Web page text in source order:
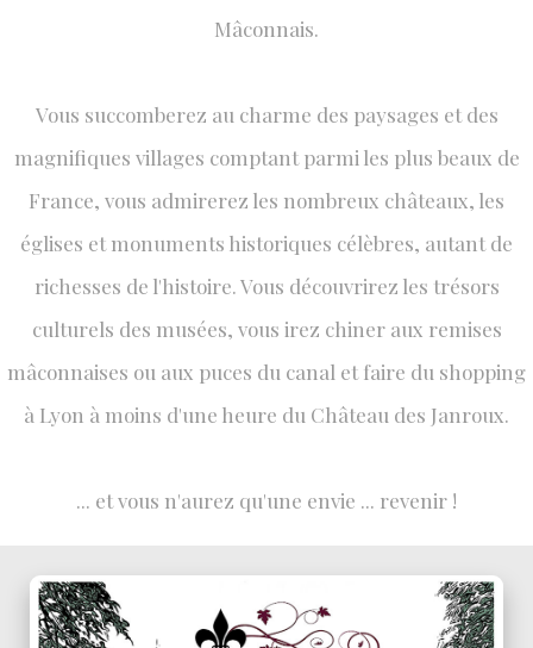
Mâconnais.
Vous succomberez au charme des paysages et des
magnifiques villages comptant parmi les plus beaux de
France, vous admirerez les nombreux châteaux, les
églises et monuments historiques célèbres, autant de
richesses de l'histoire. Vous découvrirez les trésors
culturels des musées, vous irez chiner aux remises
mâconnaises ou aux puces du canal et faire du shopping
à Lyon à moins d'une heure du Château des Janroux.
... et vous n'aurez qu'une envie ... revenir !